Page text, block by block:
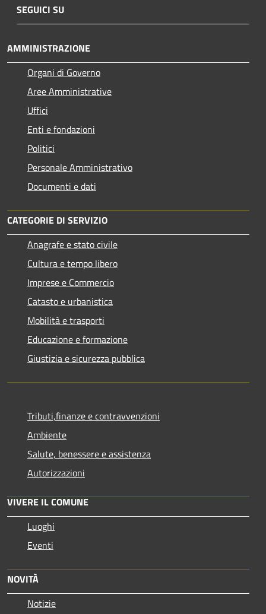
SEGUICI SU
AMMINISTRAZIONE
Organi di Governo
Aree Amministrative
Uffici
Enti e fondazioni
Politici
Personale Amministrativo
Documenti e dati
CATEGORIE DI SERVIZIO
Anagrafe e stato civile
Cultura e tempo libero
Imprese e Commercio
Catasto e urbanistica
Mobilità e trasporti
Educazione e formazione
Giustizia e sicurezza pubblica
Tributi,finanze e contravvenzioni
Ambiente
Salute, benessere e assistenza
Autorizzazioni
VIVERE IL COMUNE
Luoghi
Eventi
NOVITÀ
Notizie